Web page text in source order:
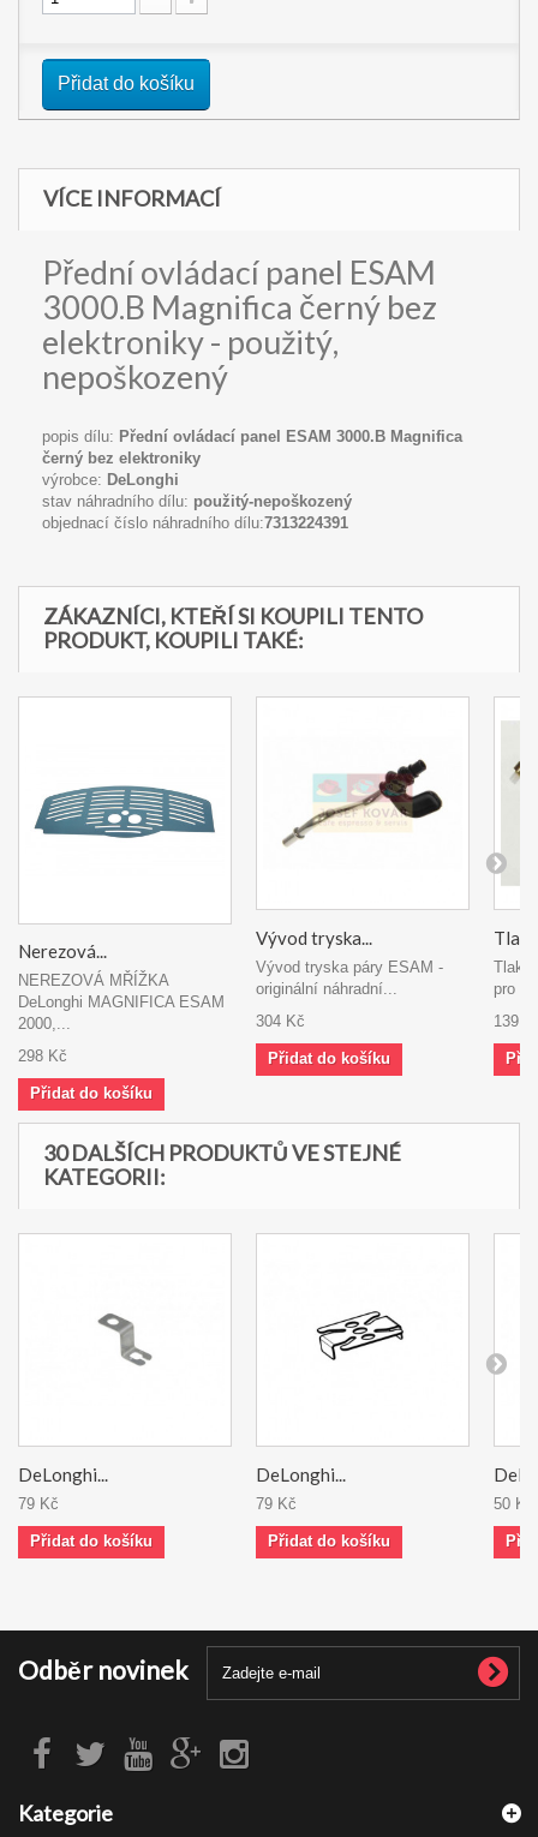
Přidat do košíku
VÍCE INFORMACÍ
Přední ovládací panel ESAM
3000.B Magnifica černý bez
elektroniky - použitý,
nepoškozený
popis dílu: Přední ovládací panel ESAM 3000.B Magnifica
černý bez elektroniky
výrobce: DeLonghi
stav náhradního dílu: použitý-nepoškozený
objednací číslo náhradního dílu:7313224391
ZÁKAZNÍCI, KTEŘÍ SI KOUPILI TENTO
PRODUKT, KOUPILI TAKÉ:
Nerezová...
NEREZOVÁ MŘÍŽKA
DeLonghi MAGNIFICA ESAM
2000,...
298 Kč
Přidat do košíku
Vývod tryska...
Vývod tryska páry ESAM -
originální náhradní...
304 Kč
Přidat do košíku
pro
139
30 DALŠÍCH PRODUKTŮ VE STEJNÉ
KATEGORII:
DeLonghi...
79 Kč
Přidat do košíku
DeLonghi...
79 Kč
Přidat do košíku
50 Kč
Odběr novinek
Kategorie